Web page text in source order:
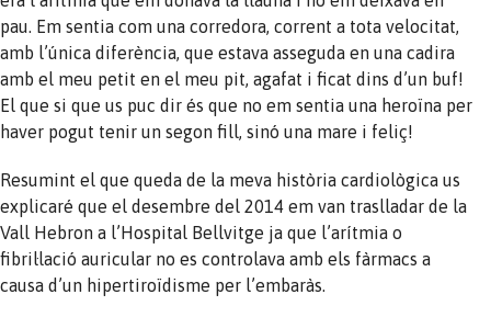
pau. Em sentia com una corredora, corrent a tota velocitat,
amb l’única diferència, que estava asseguda en una cadira
amb el meu petit en el meu pit, agafat i ficat dins d’un buf!
El que si que us puc dir és que no em sentia una heroïna per
haver pogut tenir un segon fill, sinó una mare i feliç!
Resumint el que queda de la meva història cardiològica us
explicaré que el desembre del 2014 em van traslladar de la
Vall Hebron a l’Hospital Bellvitge ja que l’arítmia o
fibril·lació auricular no es controlava amb els fàrmacs a
causa d’un hipertiroïdisme per l’embaràs.